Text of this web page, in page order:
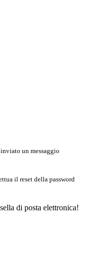
un messaggio
il reset della password
di posta elettronica!